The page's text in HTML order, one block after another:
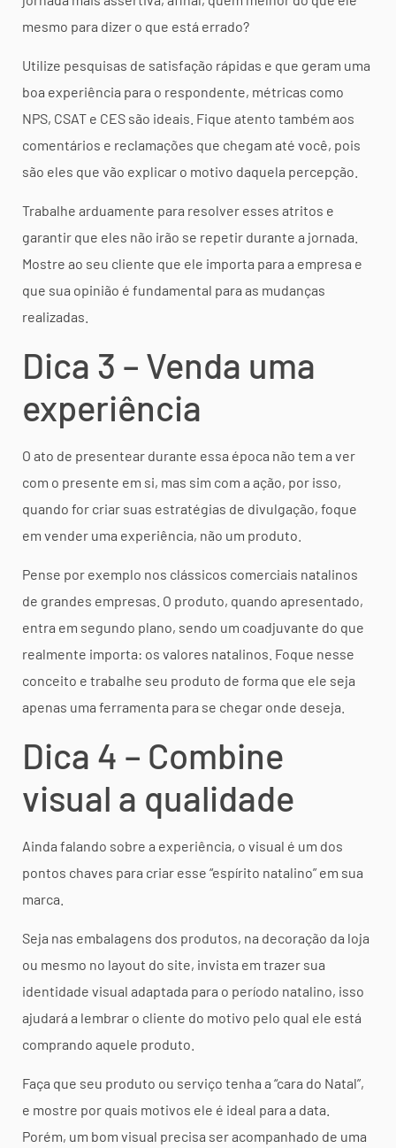
mesmo para dizer o que está errado?
Utilize pesquisas de satisfação rápidas e que geram uma
boa experiência para o respondente, métricas como
NPS, CSAT e CES são ideais. Fique atento também aos
comentários e reclamações que chegam até você, pois
são eles que vão explicar o motivo daquela percepção.
Trabalhe arduamente para resolver esses atritos e
garantir que eles não irão se repetir durante a jornada.
Mostre ao seu cliente que ele importa para a empresa e
que sua opinião é fundamental para as mudanças
realizadas.
Dica 3 – Venda uma
experiência
O ato de presentear durante essa época não tem a ver
com o presente em si, mas sim com a ação, por isso,
quando for criar suas estratégias de divulgação, foque
em vender uma experiência, não um produto.
Pense por exemplo nos clássicos comerciais natalinos
de grandes empresas. O produto, quando apresentado,
entra em segundo plano, sendo um coadjuvante do que
realmente importa: os valores natalinos. Foque nesse
conceito e trabalhe seu produto de forma que ele seja
apenas uma ferramenta para se chegar onde deseja.
Dica 4 – Combine
visual a qualidade
Ainda falando sobre a experiência, o visual é um dos
pontos chaves para criar esse “espírito natalino” em sua
marca.
Seja nas embalagens dos produtos, na decoração da loja
ou mesmo no layout do site, invista em trazer sua
identidade visual adaptada para o período natalino, isso
ajudará a lembrar o cliente do motivo pelo qual ele está
comprando aquele produto.
Faça que seu produto ou serviço tenha a “cara do Natal”,
e mostre por quais motivos ele é ideal para a data.
Porém, um bom visual precisa ser acompanhado de uma